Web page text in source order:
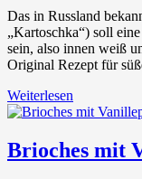
Das in Russland
„Kartoschka“) soll
sein, also innen weiß
Original Rezept für
Weiterlesen
Brioches mit